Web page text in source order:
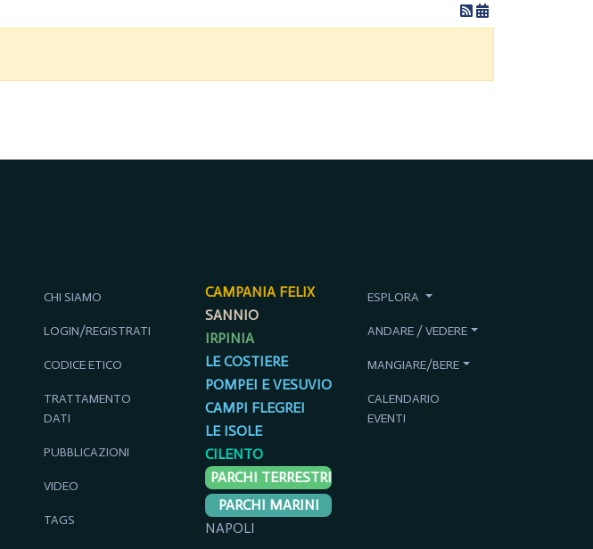
CHI SIAMO
LOGIN/REGISTRATI
CODICE ETICO
TRATTAMENTO
DATI
PUBBLICAZIONI
VIDEO
TAGS
CAMPANIA FELIX
SANNIO
IRPINIA
LE COSTIERE
POMPEI E VESUVIO
CAMPI FLEGREI
LE ISOLE
CILENTO
PARCHI TERRESTRI
PARCHI MARINI
NAPOLI
ESPLORA
ANDARE / VEDERE
MANGIARE/BERE
CALENDARIO
EVENTI